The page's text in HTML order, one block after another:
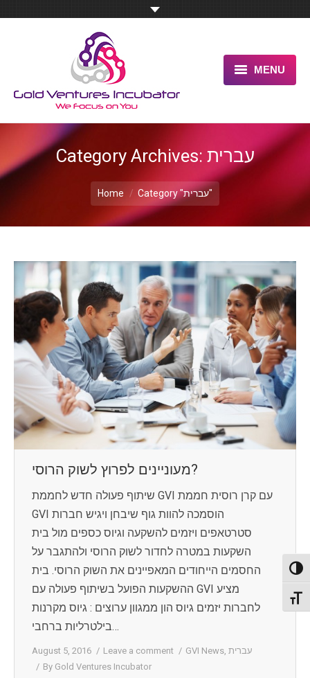
MENU
HOME
OUR UNIQUE ADVANTAGE
SERVICES
PITCH US NOW
BLOG
Category Archives: עברית
Home Category "עברית"
מעוניינים לפרוץ לשוק הרוסי?
שיתוף פעולה חדש לחממת GVI עם קרן רוסית חממת
GVI הוסמכה להוות גוף שיבחן ויגיש חברות
סטרטאפים ויזמים להשקעה וגיוס כספים מול בית
השקעות במטרה לחדור לשוק הרוסי ולהתגבר על
החסמים הייחודים המאפיינים את השוק הרוסי. בית
ההשקעות הפועל בשיתוף פעולה עם GVI מציע
לחברות יזמים גיוס הון ממגוון ערוצים : גיוס מקרנות
בילטרליות ברחבי…
August 5, 2016 Leave a comment GVI News עברית
By Gold Ventures Incubator